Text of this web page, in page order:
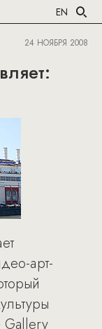
EN
24 НОЯБРЯ 2008
арт-
Gallery